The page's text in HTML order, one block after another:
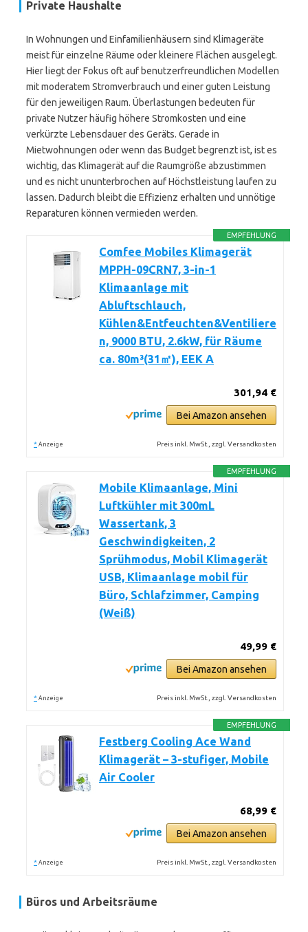
Private Haushalte
In Wohnungen und Einfamilienhäusern sind Klimageräte
meist für einzelne Räume oder kleinere Flächen ausgelegt.
Hier liegt der Fokus oft auf benutzerfreundlichen Modellen
mit moderatem Stromverbrauch und einer guten Leistung
für den jeweiligen Raum. Überlastungen bedeuten für
private Nutzer häufig höhere Stromkosten und eine
verkürzte Lebensdauer des Geräts. Gerade in
Mietwohnungen oder wenn das Budget begrenzt ist, ist es
wichtig, das Klimagerät auf die Raumgröße abzustimmen
und es nicht ununterbrochen auf Höchstleistung laufen zu
lassen. Dadurch bleibt die Effizienz erhalten und unnötige
Reparaturen können vermieden werden.
EMPFEHLUNG
Comfee Mobiles Klimagerät
MPPH-09CRN7, 3-in-1
Klimaanlage mit
Abluftschlauch,
Kühlen&Entfeuchten&Ventiliere
n, 9000 BTU, 2.6kW, für Räume
ca. 80m³(31㎡), EEK A
301,94 €
Bei Amazon ansehen
* Anzeige Preis inkl. MwSt., zzgl. Versandkosten
EMPFEHLUNG
Mobile Klimaanlage, Mini
Luftkühler mit 300mL
Wassertank, 3
Geschwindigkeiten, 2
Sprühmodus, Mobil Klimagerät
USB, Klimaanlage mobil für
Büro, Schlafzimmer, Camping
(Weiß)
49,99 €
Bei Amazon ansehen
* Anzeige Preis inkl. MwSt., zzgl. Versandkosten
EMPFEHLUNG
Festberg Cooling Ace Wand
Klimagerät – 3-stufiger, Mobile
Air Cooler
68,99 €
Bei Amazon ansehen
* Anzeige Preis inkl. MwSt., zzgl. Versandkosten
Büros und Arbeitsräume